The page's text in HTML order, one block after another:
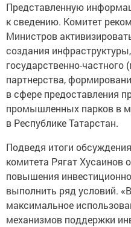
Представленную
к сведению. Комитет
Министров
создания
государственно-частного
партнерства,
в сфере предоставления
промышленных парков в
в Республике Татарстан.
Подведя итоги
комитета Рягат Хусаинов
повышения
выполнить ряд условий.
максимальное
механизмов поддержки